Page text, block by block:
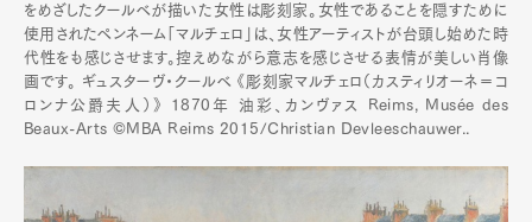
をめざしたクールベが描いた女性は彫刻家。女性であることを隠すために
使用されたペンネーム「マルチェロ」は、女性アーティストが台頭し始めた時
代性をも感じさせます。控えめながら意志を感じさせる表情が美しい肖像
画です。 ギュスターヴ・クールベ 《彫刻家マルチェロ（カスティリオーネ＝コ
ロンナ公爵夫人）》 1870年 油彩、カンヴァス Reims, Musée des
Beaux-Arts ©MBA Reims 2015/Christian Devleeschauwer..